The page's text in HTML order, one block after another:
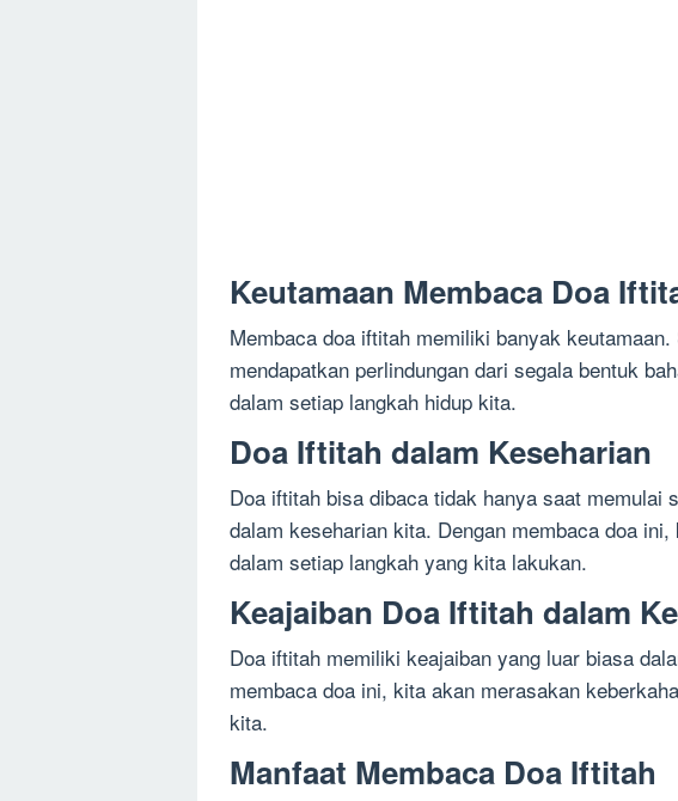
Keutamaan Membaca Doa
Membaca doa iftitah memiliki banyak
mendapatkan perlindungan dari segala bentuk
dalam setiap langkah hidup kita.
Doa Iftitah dalam Keseharian
Doa iftitah bisa dibaca tidak hanya saat memulai
dalam keseharian kita. Dengan membaca doa
dalam setiap langkah yang kita lakukan.
Keajaiban Doa Iftitah dalam
Doa iftitah memiliki keajaiban yang luar biasa
membaca doa ini, kita akan merasakan
kita.
Manfaat Membaca Doa Iftitah